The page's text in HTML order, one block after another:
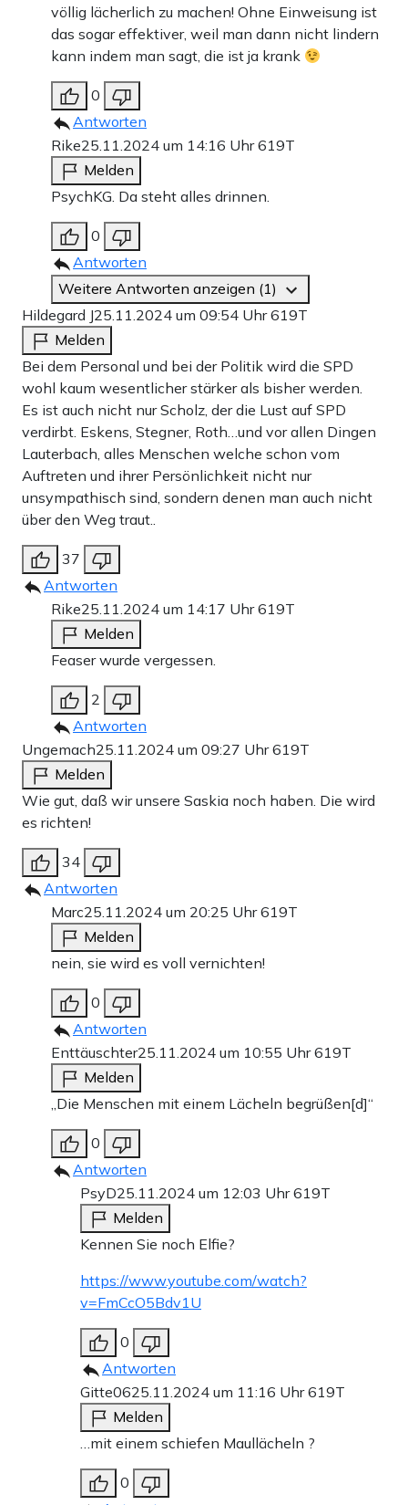
völlig lächerlich zu machen! Ohne Einweisung ist
das sogar effektiver, weil man dann nicht lindern
kann indem man sagt, die ist ja krank
0
Antworten
Rike25.11.2024 um 14:16 Uhr619T
Melden
PsychKG. Da steht alles drinnen.
0
Antworten
Weitere Antworten anzeigen (1)
Hildegard J25.11.2024 um 09:54 Uhr619T
Melden
Bei dem Personal und bei der Politik wird die SPD
wohl kaum wesentlicher stärker als bisher werden.
Es ist auch nicht nur Scholz, der die Lust auf SPD
verdirbt. Eskens, Stegner, Roth…und vor allen Dingen
Lauterbach, alles Menschen welche schon vom
Auftreten und ihrer Persönlichkeit nicht nur
unsympathisch sind, sondern denen man auch nicht
über den Weg traut..
37
Antworten
Rike25.11.2024 um 14:17 Uhr619T
Melden
Feaser wurde vergessen.
2
Antworten
Ungemach25.11.2024 um 09:27 Uhr619T
Melden
Wie gut, daß wir unsere Saskia noch haben. Die wird
es richten!
34
Antworten
Marc25.11.2024 um 20:25 Uhr619T
Melden
nein, sie wird es voll vernichten!
0
Antworten
Enttäuschter25.11.2024 um 10:55 Uhr619T
Melden
„Die Menschen mit einem Lächeln begrüßen[d]“
0
Antworten
PsyD25.11.2024 um 12:03 Uhr619T
Melden
Kennen Sie noch Elfie?
https://www.youtube.com/watch?
v=FmCcO5Bdv1U
0
Antworten
Gitte0625.11.2024 um 11:16 Uhr619T
Melden
…mit einem schiefen Maullächeln ?
0